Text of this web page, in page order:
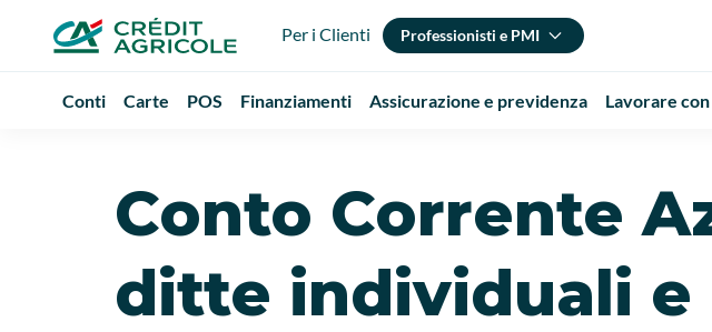
Per i Clienti Professionisti e PMI
Conti Carte POS Finanziamenti Assicurazione e previdenza Lavorare
Conto Corrente
ditte individuali